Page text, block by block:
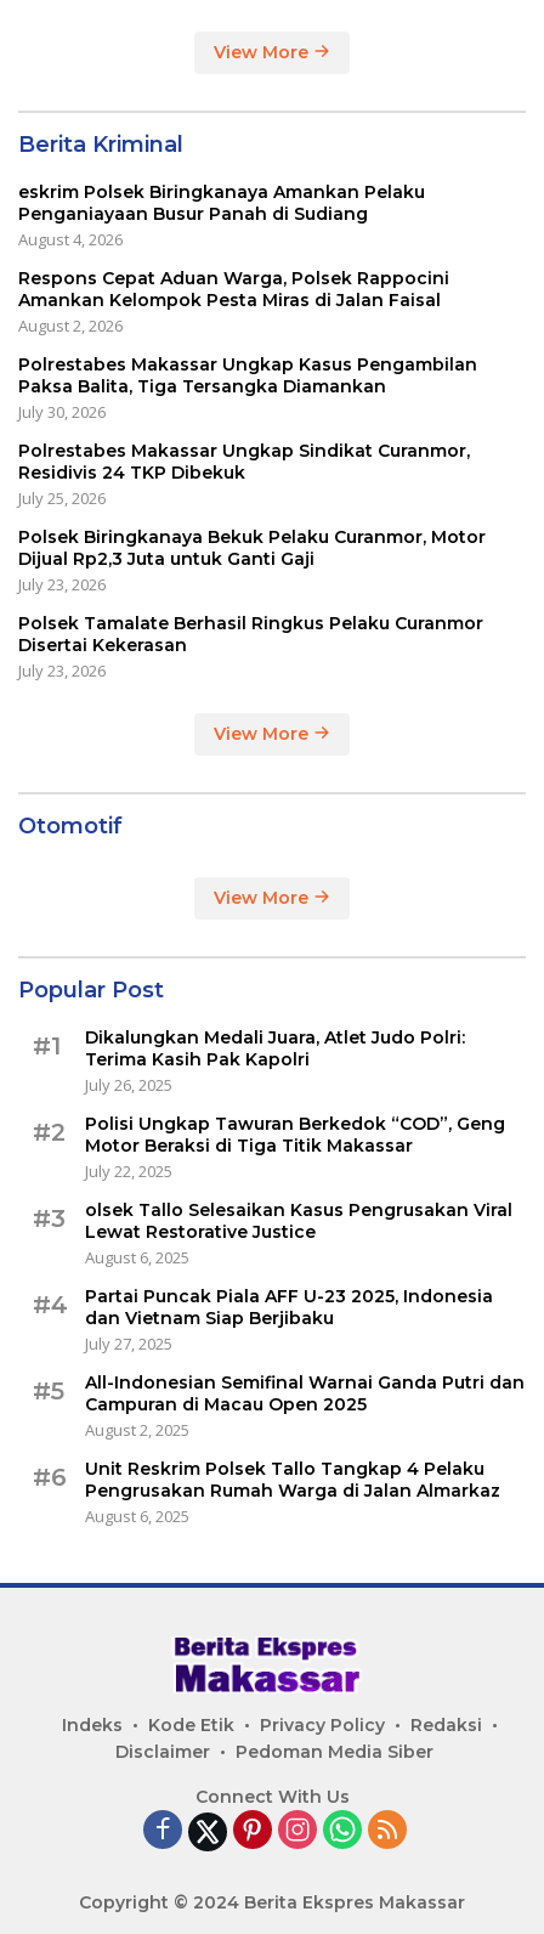
View More
Berita Kriminal
eskrim Polsek Biringkanaya Amankan Pelaku
Penganiayaan Busur Panah di Sudiang
August 4, 2026
Respons Cepat Aduan Warga, Polsek Rappocini
Amankan Kelompok Pesta Miras di Jalan Faisal
August 2, 2026
Polrestabes Makassar Ungkap Kasus Pengambilan
Paksa Balita, Tiga Tersangka Diamankan
July 30, 2026
Polrestabes Makassar Ungkap Sindikat Curanmor,
Residivis 24 TKP Dibekuk
July 25, 2026
Polsek Biringkanaya Bekuk Pelaku Curanmor, Motor
Dijual Rp2,3 Juta untuk Ganti Gaji
July 23, 2026
Polsek Tamalate Berhasil Ringkus Pelaku Curanmor
Disertai Kekerasan
July 23, 2026
View More
Otomotif
View More
Popular Post
#1
Dikalungkan Medali Juara, Atlet Judo Polri:
Terima Kasih Pak Kapolri
July 26, 2025
#2
Polisi Ungkap Tawuran Berkedok “COD”, Geng
Motor Beraksi di Tiga Titik Makassar
July 22, 2025
#3
olsek Tallo Selesaikan Kasus Pengrusakan Viral
Lewat Restorative Justice
August 6, 2025
#4
Partai Puncak Piala AFF U-23 2025, Indonesia
dan Vietnam Siap Berjibaku
July 27, 2025
#5
All-Indonesian Semifinal Warnai Ganda Putri dan
Campuran di Macau Open 2025
August 2, 2025
#6
Unit Reskrim Polsek Tallo Tangkap 4 Pelaku
Pengrusakan Rumah Warga di Jalan Almarkaz
August 6, 2025
Indeks Kode Etik Privacy Policy
Redaksi
Disclaimer
Pedoman Media Siber
Connect With Us
Copyright © 2024 Berita Ekspres Makassar